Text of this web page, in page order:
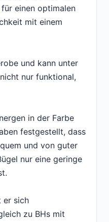
einen optimalen
mit einem
und kann unter
nur funktional,
in der Farbe
festgestellt, dass
und von guter
nur eine geringe
er sich
zu BHs mit